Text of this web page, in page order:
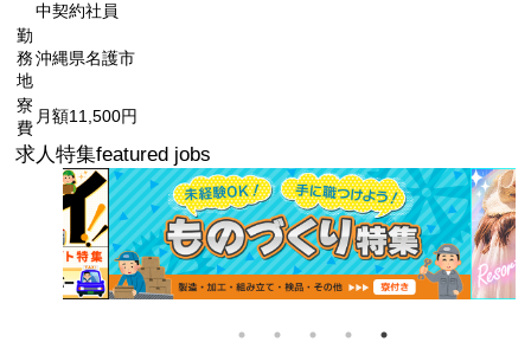
中契約社員
勤
務
地
沖縄県名護市
寮
費
月額11,500円
求人特集featured jobs